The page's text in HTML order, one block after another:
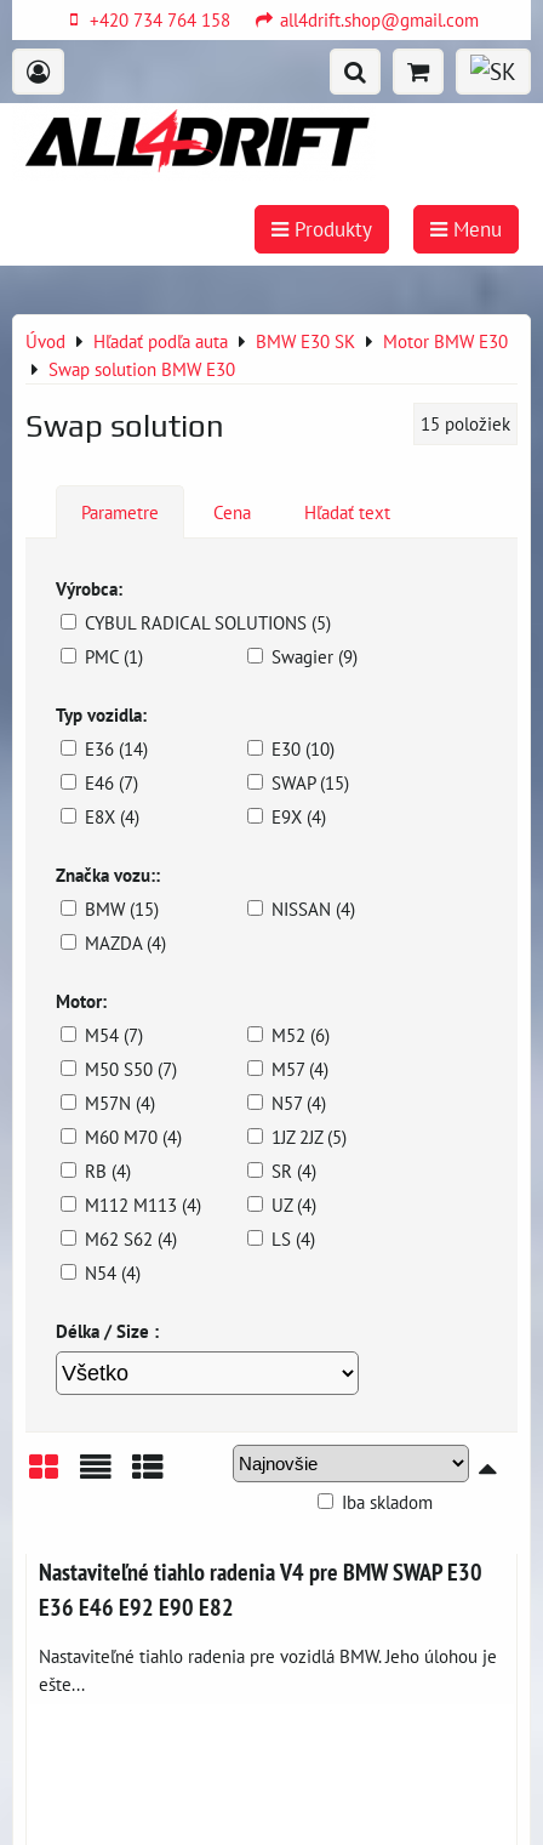
+420 734 764 158 all4drift.shop@gmail.com
Produkty Menu
Úvod Hľadať podľa auta BMW E30 SK
Motor BMW E30
Swap solution BMW E30
Swap solution 15 položiek
Parametre Cena Hľadať text
Výrobca:
CYBUL RADICAL SOLUTIONS (5)
PMC (1)
Swagier (9)
Typ vozidla:
E36 (14)
E30 (10)
E46 (7)
SWAP (15)
E8X (4)
E9X (4)
Značka vozu::
BMW (15)
NISSAN (4)
MAZDA (4)
Motor:
M54 (7)
M52 (6)
M50 S50 (7)
M57 (4)
M57N (4)
N57 (4)
M60 M70 (4)
1JZ 2JZ (5)
RB (4)
SR (4)
M112 M113 (4)
UZ (4)
M62 S62 (4)
LS (4)
N54 (4)
Délka / Size :
Iba skladom
Nastaviteľné tiahlo radenia V4 pre BMW SWAP E30
E36 E46 E92 E90 E82
Nastaviteľné tiahlo radenia pre vozidlá BMW. Jeho úlohou je
ešte...